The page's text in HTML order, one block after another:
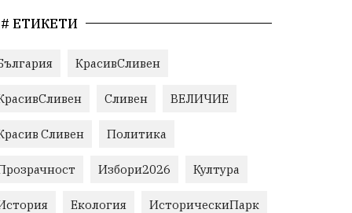
# ЕТИКЕТИ
КрасивСливен
Сливен ВЕЛИЧИЕ
Сливен Политика
Избори2026 Култура
Екология ИсторическиПарк